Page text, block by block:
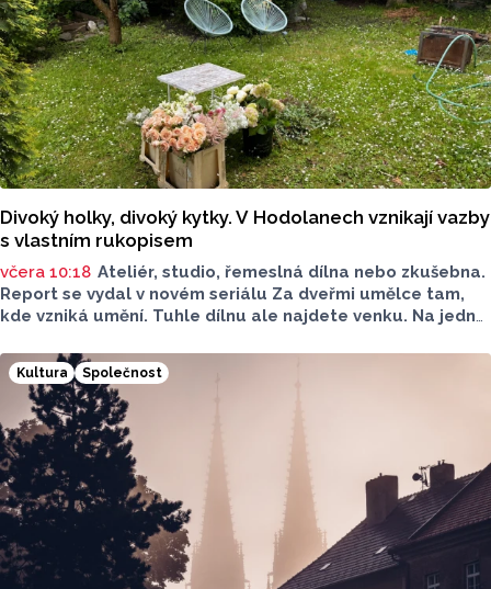
Divoký holky, divoký kytky. V Hodolanech vznikají vazby
s vlastním rukopisem
včera 10:18 Ateliér, studio, řemeslná dílna nebo zkušebna.
Report se vydal v novém seriálu Za dveřmi umělce tam,
kde vzniká umění. Tuhle dílnu ale najdete venku. Na jedné
se značkou Divoký.
Kultura Společnost